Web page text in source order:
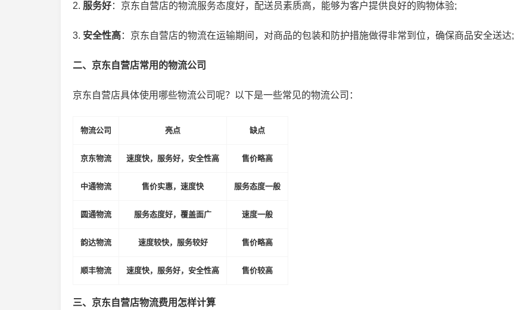
2. 服务好：京东自营店的物流服务态度好，配送员素质高，能够为客户提供良好的购物体验;
3. 安全性高：京东自营店的物流在运输期间，对商品的包装和防护措施做得非常到位，确保商品安全送达;
二、京东自营店常用的物流公司
京东自营店具体使用哪些物流公司呢？以下是一些常见的物流公司：
物流公司 亮点 缺点
京东物流 速度快，服务好，安全性高 售价略高
中通物流 售价实惠，速度快 服务态度一般
圆通物流 服务态度好，覆盖面广 速度一般
韵达物流 速度较快，服务较好 售价略高
顺丰物流 速度快，服务好，安全性高 售价较高
三、京东自营店物流费用怎样计算